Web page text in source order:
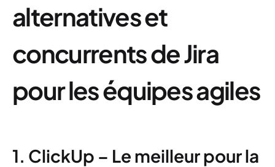
alternatives et
concurrents de Jira
pour les équipes agiles
1. ClickUp – Le meilleur pour la